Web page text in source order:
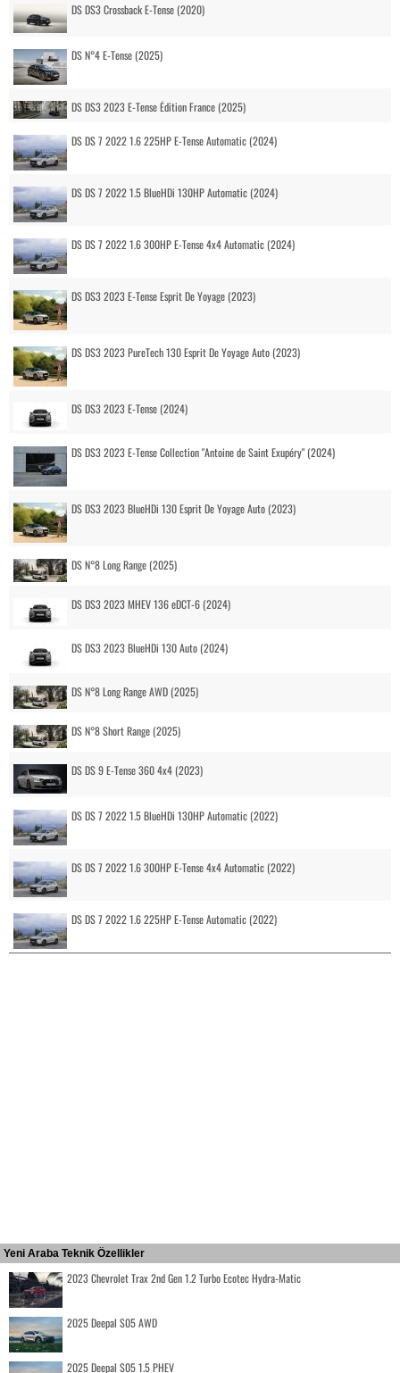
DS DS3 Crossback E-Tense (2020)
DS N°4 E-Tense (2025)
DS DS3 2023 E-Tense Édition France (2025)
DS DS 7 2022 1.6 225HP E-Tense Automatic (2024)
DS DS 7 2022 1.5 BlueHDi 130HP Automatic (2024)
DS DS 7 2022 1.6 300HP E-Tense 4x4 Automatic (2024)
DS DS3 2023 E-Tense Esprit De Yoyage (2023)
DS DS3 2023 PureTech 130 Esprit De Yoyage Auto (2023)
DS DS3 2023 E-Tense (2024)
DS DS3 2023 E-Tense Collection "Antoine de Saint Exupéry" (2024)
DS DS3 2023 BlueHDi 130 Esprit De Yoyage Auto (2023)
DS N°8 Long Range (2025)
DS DS3 2023 MHEV 136 eDCT-6 (2024)
DS DS3 2023 BlueHDi 130 Auto (2024)
DS N°8 Long Range AWD (2025)
DS N°8 Short Range (2025)
DS DS 9 E-Tense 360 4x4 (2023)
DS DS 7 2022 1.5 BlueHDi 130HP Automatic (2022)
DS DS 7 2022 1.6 300HP E-Tense 4x4 Automatic (2022)
DS DS 7 2022 1.6 225HP E-Tense Automatic (2022)
Yeni Araba Teknik Özellikler
2023 Chevrolet Trax 2nd Gen 1.2 Turbo Ecotec Hydra-Matic
2025 Deepal S05 AWD
2025 Deepal S05 1.5 PHEV